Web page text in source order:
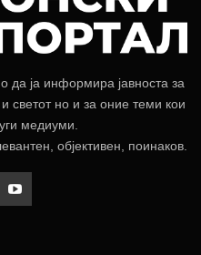
да ја информира јавноста за
светот но и за оние теми кои
медиуми.
објективен, поинаков.